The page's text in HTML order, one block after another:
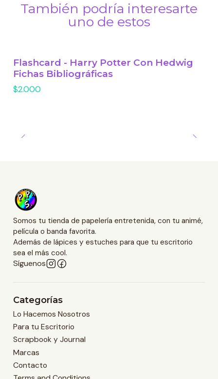
También podría interesarte
uno de estos
Flashcard - Harry Potter Con Hedwig
Fichas Bibliográficas
$2.000
Somos tu tienda de papelería entretenida, con tu animé,
película o banda favorita.
Además de lápices y estuches para que tu escritorio
sea el más cool.
Síguenos
Categorías
Lo Hacemos Nosotros
Para tu Escritorio
Scrapbook y Journal
Marcas
Contacto